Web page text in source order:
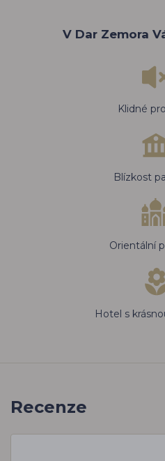
V Dar Zemora
Klidné
Blízkost
Orientální
Hotel s
Recenze